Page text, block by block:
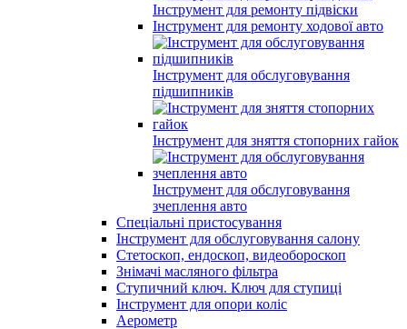
Інструмент для ремонту підвіски
Інструмент для ремонту ходової авто
Інструмент для обслуговування
підшипників
Інструмент для зняття стопорних гайок
Інструмент для обслуговування
зчеплення авто
Спеціальні пристосування
Інструмент для обслуговування салону
Стетоскоп, ендоскоп, видеобороскоп
Знімачі масляного фільтра
Ступичний ключ. Ключ для ступиці
Інструмент для опори коліс
Аерометр